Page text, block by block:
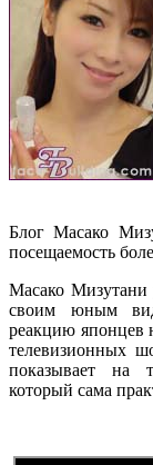
Блог Масако
посещаемость
Масако Мизутани
своим юным
реакцию японцев
телевизионных
показывает на
который сама